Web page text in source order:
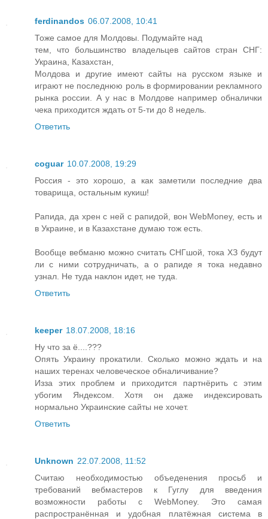
ferdinandos 06.07.2008, 10:41
Тоже самое для Молдовы. Подумайте над
тем, что большинство владельцев сайтов стран СНГ:
Украина, Казахстан,
Молдова и другие имеют сайты на русском языке и
играют не последнюю роль в формировании рекламного
рынка россии. А у нас в Молдове например обналички
чека приходится ждать от 5-ти до 8 недель.
Ответить
coguar 10.07.2008, 19:29
Россия - это хорошо, а как заметили последние два
товарища, остальным кукиш!
Рапида, да хрен с ней с рапидой, вон WebMoney, есть и
в Украине, и в Казахстане думаю тож есть.
Вообще вебманю можно считать СНГшой, тока ХЗ будут
ли с ними сотрудничать, а о рапиде я тока недавно
узнал. Не туда наклон идет, не туда.
Ответить
keeper 18.07.2008, 18:16
Ну что за ё....???
Опять Украину прокатили. Сколько можно ждать и на
наших теренах человеческое обналичивание?
Изза этих проблем и приходится партнёрить с этим
убогим Яндексом. Хотя он даже индексировать
нормально Украинские сайты не хочет.
Ответить
Unknown 22.07.2008, 11:52
Считаю необходимостью объеденения просьб и
требований вебмастеров к Гуглу для введения
возможности работы с WebMoney. Это самая
распространённая и удобная платёжная система в